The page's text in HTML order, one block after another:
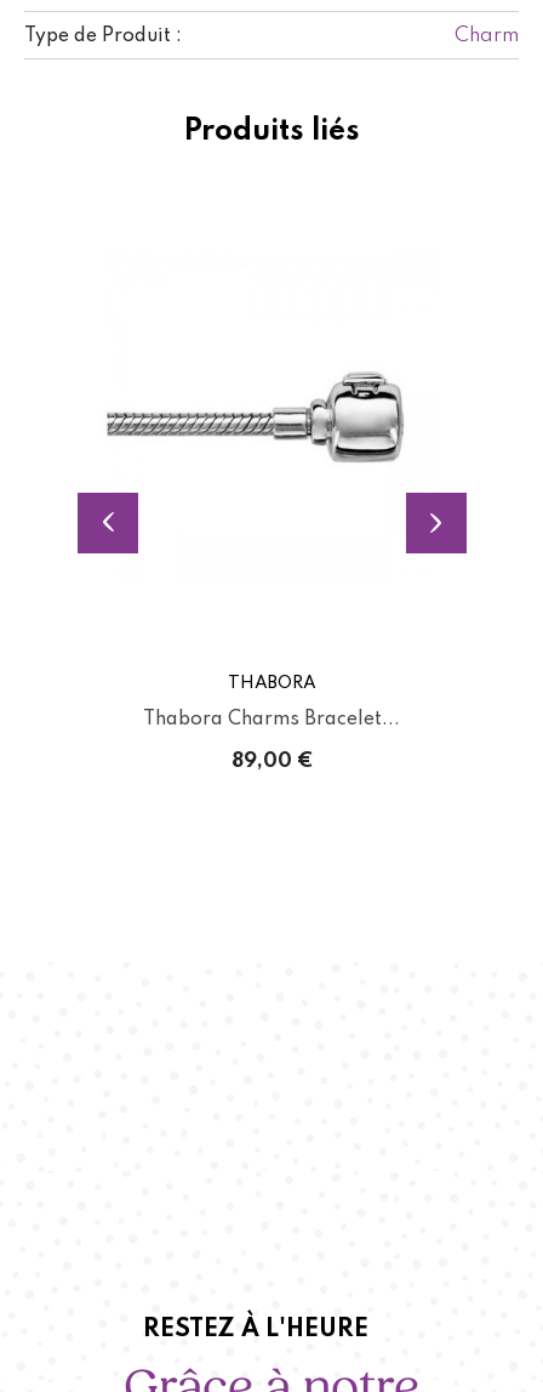
Type de Produit : Charm
Produits liés
THABORA
Thabora Charms Bracelet...
89,00 €
RESTEZ À L'HEURE